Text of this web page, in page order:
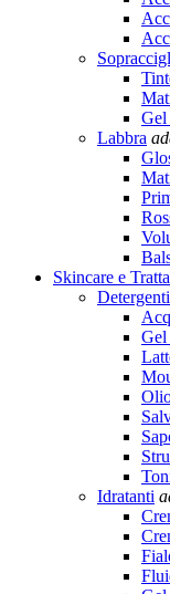
Gel
Labbra
Skincare e
Gel
Idratanti